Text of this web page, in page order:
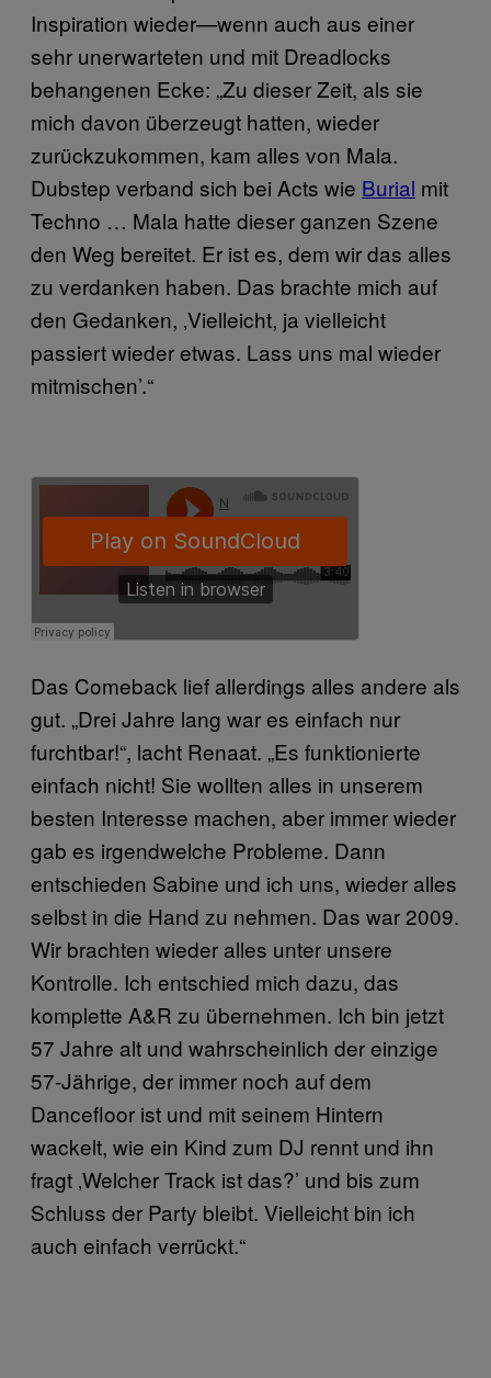
Inspiration wieder—wenn auch aus einer
sehr unerwarteten und mit Dreadlocks
behangenen Ecke: „Zu dieser Zeit, als sie
mich davon überzeugt hatten, wieder
zurückzukommen, kam alles von Mala.
Dubstep verband sich bei Acts wie Burial mit
Techno … Mala hatte dieser ganzen Szene
den Weg bereitet. Er ist es, dem wir das alles
zu verdanken haben. Das brachte mich auf
den Gedanken, ‚Vielleicht, ja vielleicht
passiert wieder etwas. Lass uns mal wieder
mitmischen’.“
Das Comeback lief allerdings alles andere als
gut. „Drei Jahre lang war es einfach nur
furchtbar!“, lacht Renaat. „Es funktionierte
einfach nicht! Sie wollten alles in unserem
besten Interesse machen, aber immer wieder
gab es irgendwelche Probleme. Dann
entschieden Sabine und ich uns, wieder alles
selbst in die Hand zu nehmen. Das war 2009.
Wir brachten wieder alles unter unsere
Kontrolle. Ich entschied mich dazu, das
komplette A&R zu übernehmen. Ich bin jetzt
57 Jahre alt und wahrscheinlich der einzige
57-Jährige, der immer noch auf dem
Dancefloor ist und mit seinem Hintern
wackelt, wie ein Kind zum DJ rennt und ihn
fragt ‚Welcher Track ist das?’ und bis zum
Schluss der Party bleibt. Vielleicht bin ich
auch einfach verrückt.“